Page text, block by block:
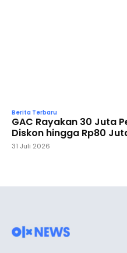
Berita Terbaru
GAC Rayakan 30 Juta
Diskon hingga Rp80
31 Juli 2026